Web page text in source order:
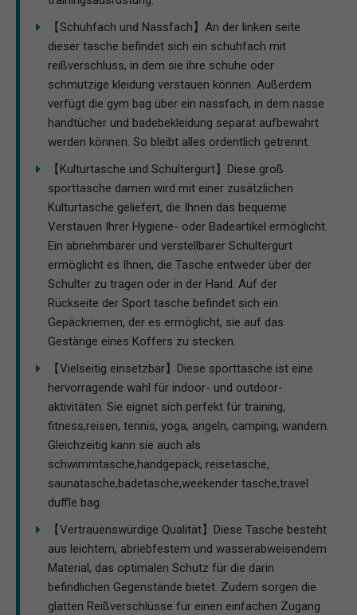
【Schuhfach und Nassfach】An der linken seite
dieser tasche befindet sich ein schuhfach mit
reißverschluss, in dem sie ihre schuhe oder
schmutzige kleidung verstauen können. Außerdem
verfügt die gym bag über ein nassfach, in dem nasse
handtücher und badebekleidung separat aufbewahrt
werden können. So bleibt alles ordentlich getrennt.
【Kulturtasche und Schultergurt】Diese groß
sporttasche damen wird mit einer zusätzlichen
Kulturtasche geliefert, die Ihnen das bequeme
Verstauen Ihrer Hygiene- oder Badeartikel ermöglicht.
Ein abnehmbarer und verstellbarer Schultergurt
ermöglicht es Ihnen, die Tasche entweder über der
Schulter zu tragen oder in der Hand. Auf der
Rückseite der Sport tasche befindet sich ein
Gepäckriemen, der es ermöglicht, sie auf das
Gestänge eines Koffers zu stecken.
【Vielseitig einsetzbar】Diese sporttasche ist eine
hervorragende wahl für indoor- und outdoor-
aktivitäten. Sie eignet sich perfekt für training,
fitness,reisen, tennis, yoga, angeln, camping, wandern.
Gleichzeitig kann sie auch als
schwimmtasche,handgepäck, reisetasche,
saunatasche,badetasche,weekender tasche,travel
duffle bag.
【Vertrauenswürdige Qualität】Diese Tasche besteht
aus leichtem, abriebfestem und wasserabweisendem
Material, das optimalen Schutz für die darin
befindlichen Gegenstände bietet. Zudem sorgen die
glatten Reißverschlüsse für einen einfachen Zugang